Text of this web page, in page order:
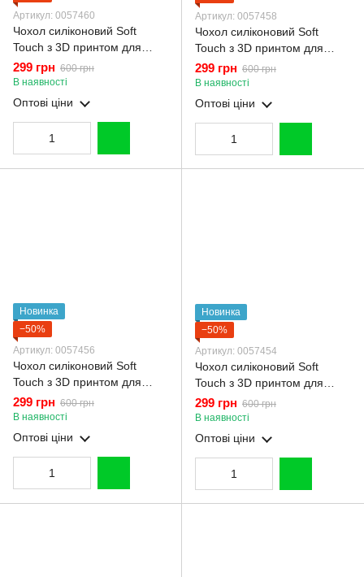
Артикул: 0057460
Чохол силіконовий Soft
Touch з 3D принтом для
Oppo A5X 5G чорний
(Повний захист камери)
299 грн 600 грн
В наявності
Оптові ціни
Артикул: 0057458
Чохол силіконовий Soft
Touch з 3D принтом для
Oppo A5X 5G рожевий
(Повний захист камери)
299 грн 600 грн
В наявності
Оптові ціни
Новинка
−50%
Артикул: 0057456
Чохол силіконовий Soft
Touch з 3D принтом для
Oppo A5X 5G молочний
(Повний захист камери)
299 грн 600 грн
В наявності
Оптові ціни
Новинка
−50%
Артикул: 0057454
Чохол силіконовий Soft
Touch з 3D принтом для
Oppo A5X 5G малиновий
(Повний захист камери)
299 грн 600 грн
В наявності
Оптові ціни